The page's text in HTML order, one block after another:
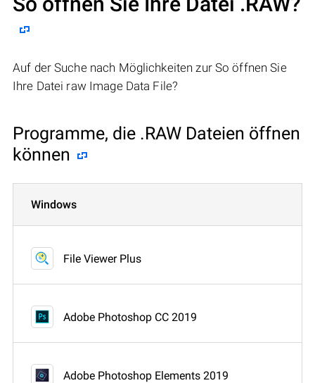
Auf der Suche nach Möglichkeiten zur So öffnen Sie
Ihre Datei raw Image Data File?
Programme, die .RAW Dateien öffnen
können
Windows
File Viewer Plus
Adobe Photoshop CC 2019
Adobe Photoshop Elements 2019